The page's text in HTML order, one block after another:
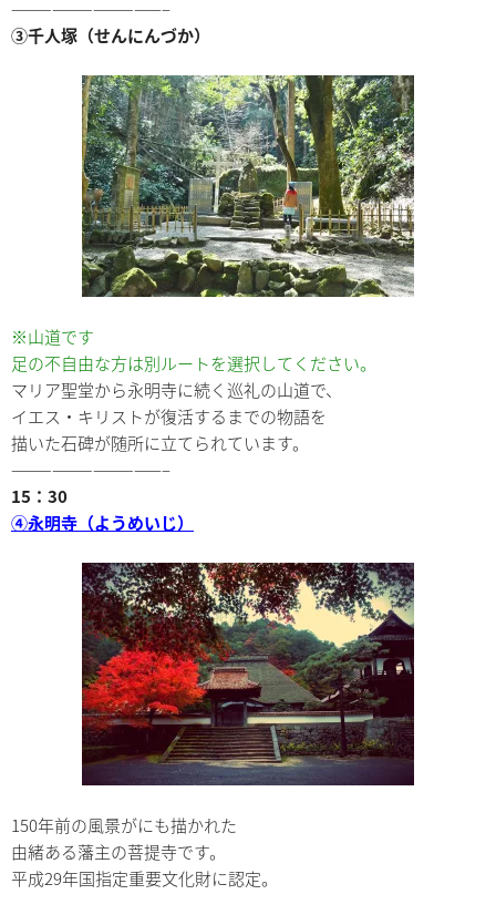
———————————–
③千人塚（せんにんづか）
※山道です
足の不自由な方は別ルートを選択してください。
マリア聖堂から永明寺に続く巡礼の山道で、
イエス・キリストが復活するまでの物語を
描いた石碑が随所に立てられています。
———————————–
15：30
④永明寺（ようめいじ）
150年前の風景がにも描かれた
由緒ある藩主の菩提寺です。
平成29年国指定重要文化財に認定。